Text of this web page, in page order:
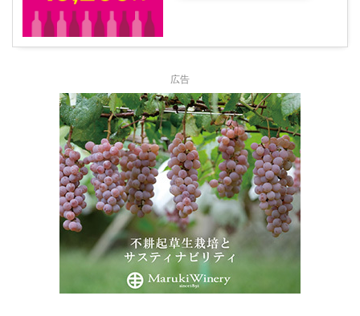
広告